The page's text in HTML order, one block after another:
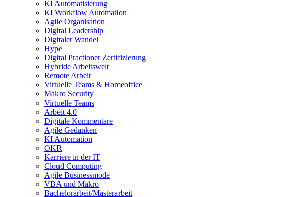
KI Automatisierung
KI Workflow Automation
Agile Organisation
Digital Leadership
Digitaler Wandel
Hype
Digital Practioner Zertifizierung
Hybride Arbeitswelt
Remote Arbeit
Virtuelle Teams & Homeoffice
Makro Security
Virtuelle Teams
Arbeit 4.0
Digitale Kommentare
Agile Gedanken
KI Automation
OKR
Karriere in der IT
Cloud Computing
Agile Businessmode
VBA und Makro
Bachelorarbeit/Masterarbeit